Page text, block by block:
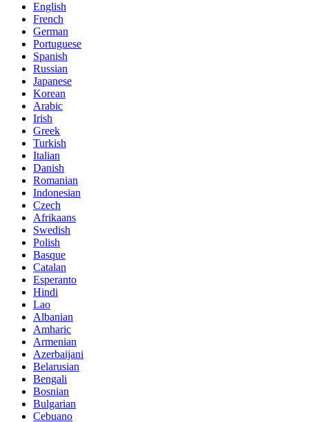
English
French
German
Portuguese
Spanish
Russian
Japanese
Korean
Arabic
Irish
Greek
Turkish
Italian
Danish
Romanian
Indonesian
Czech
Afrikaans
Swedish
Polish
Basque
Catalan
Esperanto
Hindi
Lao
Albanian
Amharic
Armenian
Azerbaijani
Belarusian
Bengali
Bosnian
Bulgarian
Cebuano